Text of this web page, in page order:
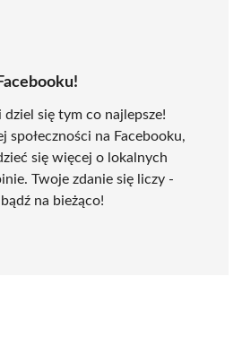
się tym co najlepsze!
społeczności na Facebooku,
się więcej o lokalnych
Twoje zdanie się liczy -
na bieżąco!